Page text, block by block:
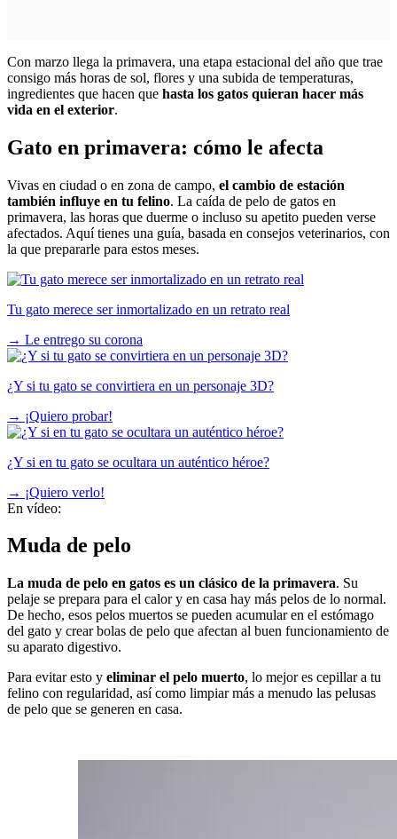
Con marzo llega la primavera, una etapa estacional del año que trae
consigo más horas de sol, flores y una subida de temperaturas,
ingredientes que hacen que hasta los gatos quieran hacer más
vida en el exterior.
Gato en primavera: cómo le afecta
Vivas en ciudad o en zona de campo, el cambio de estación
también influye en tu felino. La caída de pelo de gatos en
primavera, las horas que duerme o incluso su apetito pueden verse
afectados. Aquí tienes una guía, basada en consejos veterinarios, con
la que prepararle para estos meses.
Tu gato merece ser inmortalizado en un retrato real
→ Le entrego su corona
¿Y si tu gato se convirtiera en un personaje 3D?
→ ¡Quiero probar!
¿Y si en tu gato se ocultara un auténtico héroe?
→ ¡Quiero verlo!
En vídeo:
Muda de pelo
La muda de pelo en gatos es un clásico de la primavera. Su
pelaje se prepara para el calor y en casa hay más pelos de lo normal.
De hecho, esos pelos muertos se pueden acumular en el estómago
del gato y crearbolas de pelo que afectan al buen funcionamiento de
su aparato digestivo.
Para evitar esto y eliminar el pelo muerto, lo mejor es cepillar a tu
felino con regularidad, así como limpiar más a menudo las pelusas
de pelo que se generen en casa.